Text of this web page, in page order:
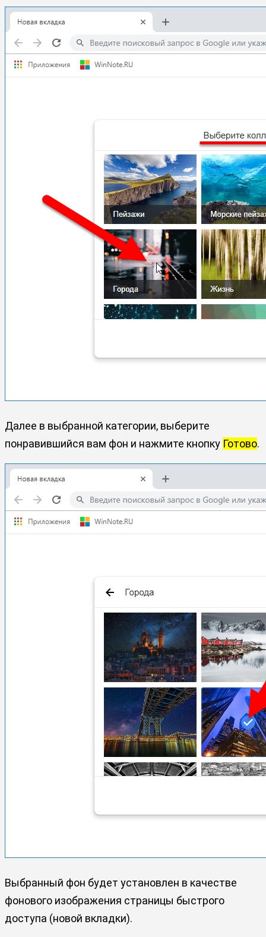
Далее в выбранной категории, выберите
понравившийся вам фон и нажмите кнопку Готово.
Выбранный фон будет установлен в качестве
фонового изображения страницы быстрого
доступа (новой вкладки).